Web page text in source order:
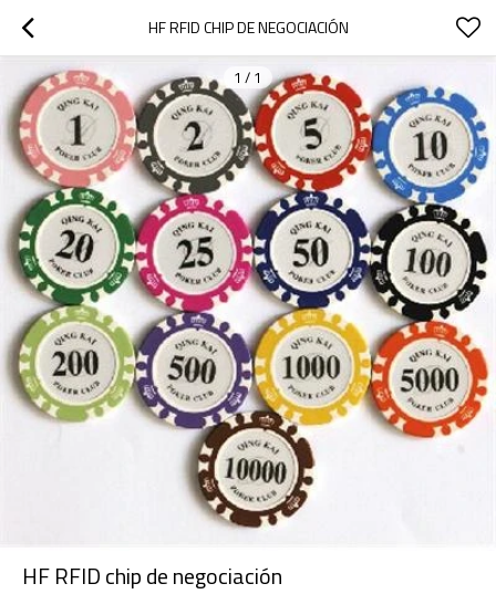
HF RFID CHIP DE NEGOCIACIÓN
1 / 1
HF RFID chip de negociación